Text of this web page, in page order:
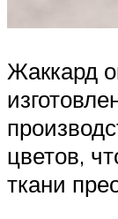
Жаккард
цветов,
ткани